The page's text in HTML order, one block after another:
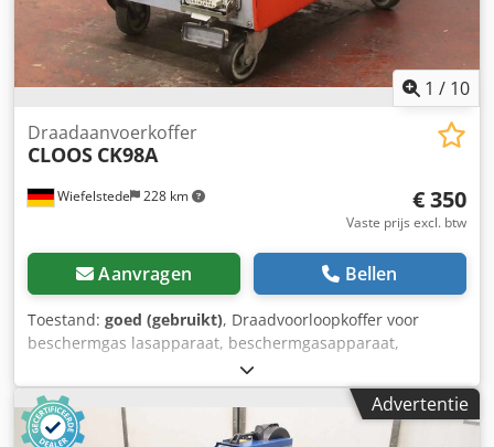
1 / 10
Wiefelstede 228 km
Draadaanvoerkoffer
CLOOS CK98A
€ 350
Vaste prijs excl. btw
Aanvragen Bellen
Toestand: goed (gebruikt), Draadvoorloopkoffer voor
beschermgas lasapparaat, beschermgasapparaat,
draadvoorloopkoffer, draadvoorloopapparaat Cjdpfx
Anewrrp Ue Esrf - Fabrikant: CLOOS draadvoorloopkoffer,
watergekoeld - Type: lCK98A - Afmetingen: 660/390/H350
mm - Gewicht: 23 kg
Advertentie